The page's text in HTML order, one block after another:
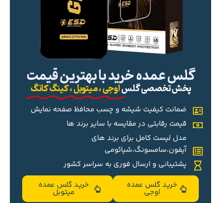
گلس عمده خرید با بهترین قیمت
پخش تخصصی گلساوجی ، میتوبل ، کینگ کانگ
ضمانت کیفیت شیشه و چسب محافظ صفحه نمایش
قیمت رقابتی در مقایسه با سایر برند ها
مدل لیست کامل برای برند های
آیفون،سامسونگ،شیائومی
پشتیبانی و ارسال فوری به سراسر کشور
خرید گلس عمده
اوجی
خرید گلس عمده
میتوبل